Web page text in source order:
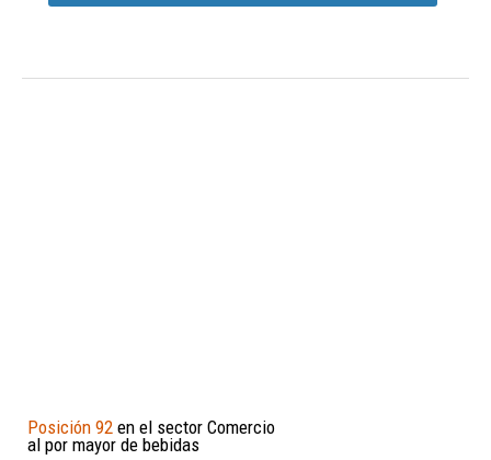
Posición 92 en el sector Comercio
al por mayor de bebidas